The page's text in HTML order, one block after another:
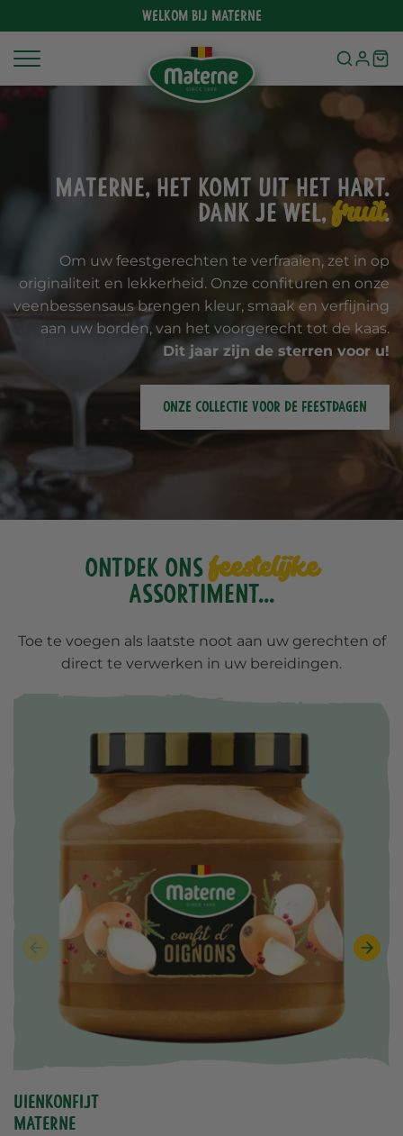
content
Welkom bij Materne
Materne, het komt uit het hart.
Dank je wel,fruit.
Om uw feestgerechten te verfraaien, zet in op
originaliteit en lekkerheid. Onze confituren en onze
veenbessensaus brengen kleur, smaak en verfijning
aan uw borden, van het voorgerecht tot de kaas.
Dit jaar zijn de sterren voor u!
ONZE COLLECTIE VOOR DE FEESTDAGEN
Ontdek onsfeestelijke
assortiment...
Toe te voegen als laatste noot aan uw gerechten of
direct te verwerken in uw bereidingen.
Uienkonfijt
Materne